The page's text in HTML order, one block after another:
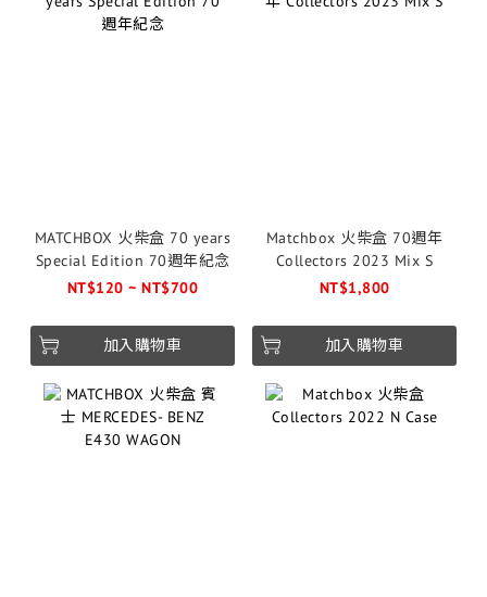
MATCHBOX 火柴盒 70 years
Special Edition 70週年紀念
NT$120 ~ NT$700
加入購物車
Matchbox 火柴盒 70週年
Collectors 2023 Mix S
NT$1,800
加入購物車